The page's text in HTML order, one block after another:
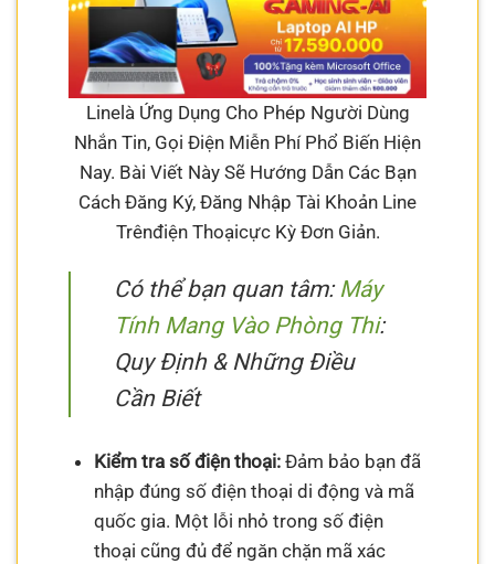
Linelà Ứng Dụng Cho Phép Người Dùng
Nhắn Tin, Gọi Điện Miễn Phí Phổ Biến Hiện
Nay. Bài Viết Này Sẽ Hướng Dẫn Các Bạn
Cách Đăng Ký, Đăng Nhập Tài Khoản Line
Trênđiện Thoạicực Kỳ Đơn Giản.
Có thể bạn quan tâm:Máy
Tính Mang Vào Phòng Thi:
Quy Định & Những Điều
Cần Biết
Kiểm tra số điện thoại:Đảm bảo bạn đã
nhập đúng số điện thoại di động và mã
quốc gia. Một lỗi nhỏ trong số điện
thoại cũng đủ để ngăn chặn mã xác